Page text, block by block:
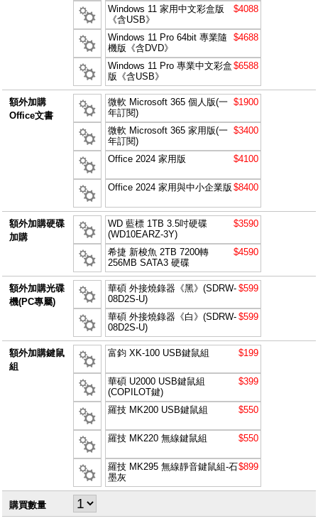
Windows 11 家用中文彩盒版
《含USB》
$4088
Windows 11 Pro 64bit 專業隨
機版《含DVD》
$4688
Windows 11 Pro 專業中文彩盒
版《含USB》
$6588
額外加購
Office文書
微軟 Microsoft 365 個人版(一
年訂閱)
$1900
微軟 Microsoft 365 家用版(一
年訂閱)
$3400
Office 2024 家用版 $4100
Office 2024 家用與中小企業版 $8400
額外加購硬碟
加購
WD 藍標 1TB 3.5吋硬碟
(WD10EARZ-3Y)
$3590
希捷 新梭魚 2TB 7200轉
256MB SATA3 硬碟
$4590
額外加購光碟
機(PC專屬)
華碩 外接燒錄器《黑》(SDRW-
08D2S-U)
$599
華碩 外接燒錄器《白》(SDRW-
08D2S-U)
$599
額外加購鍵鼠
組
富鈞 XK-100 USB鍵鼠組 $199
華碩 U2000 USB鍵鼠組
(COPILOT鍵)
$399
羅技 MK200 USB鍵鼠組 $550
羅技 MK220 無線鍵鼠組 $550
羅技 MK295 無線靜音鍵鼠組-石
墨灰
$899
購買數量